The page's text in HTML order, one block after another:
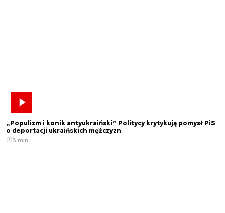
„Populizm i konik antyukraiński” Politycy krytykują pomysł PiS
o deportacji ukraińskich mężczyzn
3 min.